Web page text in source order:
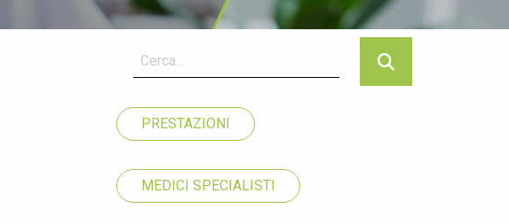
PRESTAZIONI
MEDICI SPECIALISTI